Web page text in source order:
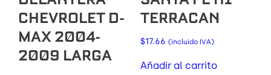
CHEVROLET D-
MAX 2004-
2009 LARGA
TERRACAN
$17.66 (incluido IVA)
Añadir al carrito